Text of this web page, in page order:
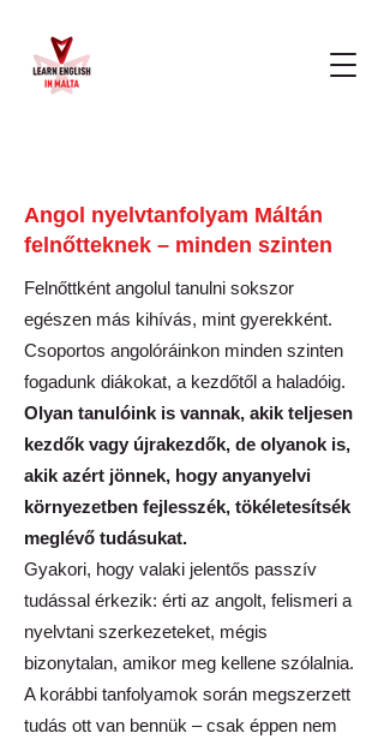
Angol nyelvtanfolyam Máltán
felnőtteknek – minden szinten
Felnőttként angolul tanulni sokszor
egészen más kihívás, mint gyerekként.
Csoportos angolóráinkon minden szinten
fogadunk diákokat, a kezdőtől a haladóig.
Olyan tanulóink is vannak, akik teljesen
kezdők vagy újrakezdők, de olyanok is,
akik azért jönnek, hogy anyanyelvi
környezetben fejlesszék, tökéletesítsék
meglévő tudásukat.
Gyakori, hogy valaki jelentős passzív
tudással érkezik: érti az angolt, felismeri a
nyelvtani szerkezeteket, mégis
bizonytalan, amikor meg kellene szólalnia.
A korábbi tanfolyamok során megszerzett
tudás ott van bennük – csak éppen nem